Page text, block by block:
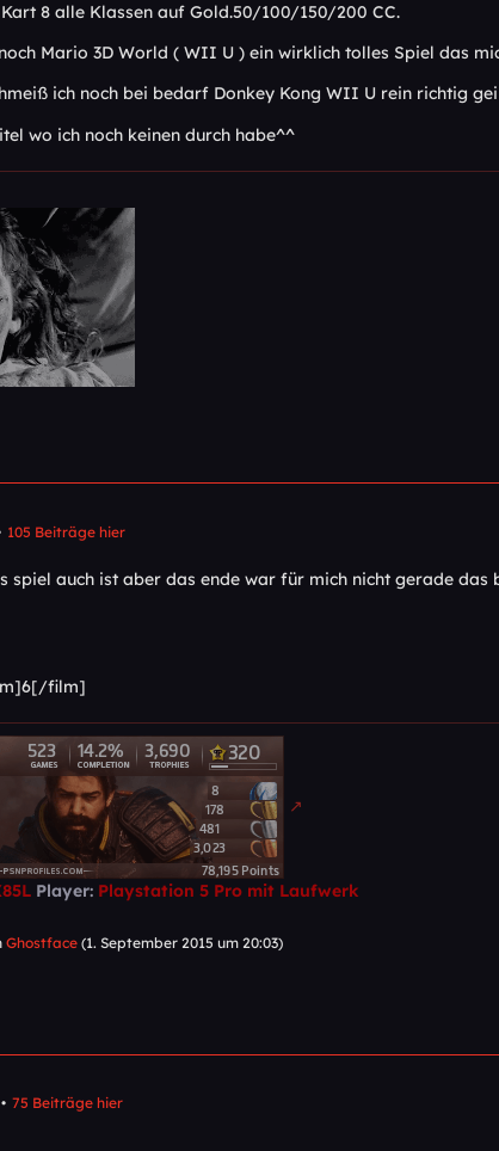
8 alle Klassen auf Gold.50/100/150/200 CC.
Mario 3D World ( WII U ) ein wirklich tolles Spiel das
ich noch bei bedarf Donkey Kong WII U rein richtig
wo ich noch keinen durch habe^^
105 Beiträge hier
spiel auch ist aber das ende war für mich nicht gerade
Player: Playstation 5 Pro mit Laufwerk
Ghostface (1. September 2015 um 20:03)
75 Beiträge hier